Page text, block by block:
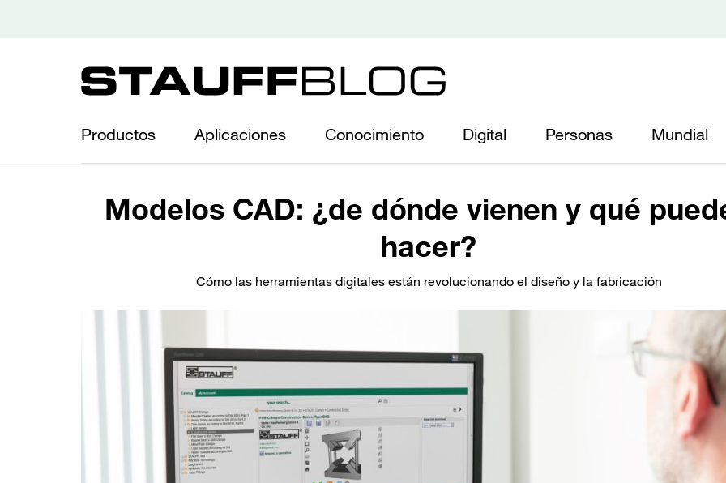
Productos Aplicaciones Conocimiento Digital Personas Mundial
Modelos CAD: ¿de dónde vienen y qué
hacer?
Cómo las herramientas digitales están revolucionando el diseño y la fabricación